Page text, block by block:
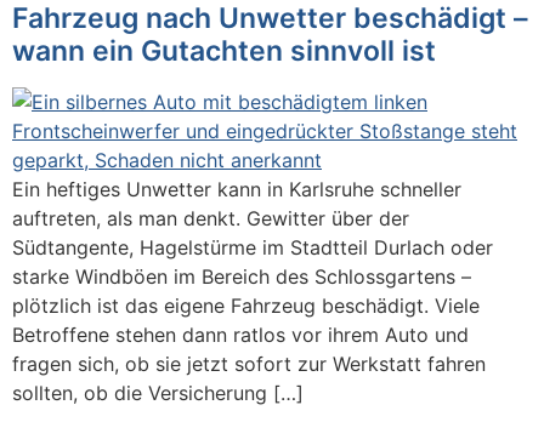
Fahrzeug nach Unwetter beschädigt –
wann ein Gutachten sinnvoll ist
Ein heftiges Unwetter kann in Karlsruhe schneller
auftreten, als man denkt. Gewitter über der
Südtangente, Hagelstürme im Stadtteil Durlach oder
starke Windböen im Bereich des Schlossgartens –
plötzlich ist das eigene Fahrzeug beschädigt. Viele
Betroffene stehen dann ratlos vor ihrem Auto und
fragen sich, ob sie jetzt sofort zur Werkstatt fahren
sollten, ob die Versicherung […]